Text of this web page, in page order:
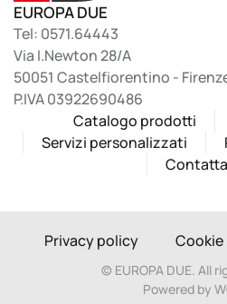
EUROPA DUE
Tel: 0571.64443
Via I.Newton 28/A
50051 Castelfiorentino -
P.IVA 03922690486
Catalogo prodotti
Servizi personalizzati
Privacy policy
© EUROPA DUE. All
Powered by